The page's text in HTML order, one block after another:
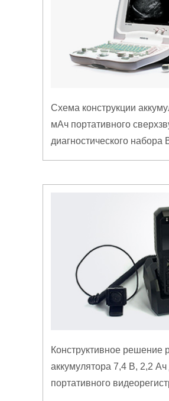
Схема конструкции
мАч портативного
диагностического набора
Конструктивное решение
аккумулятора 7,4 В, 2,2
портативного